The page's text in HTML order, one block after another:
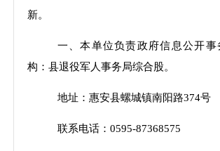
新。
一、本单位负责政府信息公开事
构：县退役军人事务局综合股。
地址：惠安县螺城镇南阳路374号
联系电话： 0595-87368575